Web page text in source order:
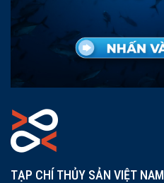
TẠP CHÍ THỦY SẢN VIỆT NAM